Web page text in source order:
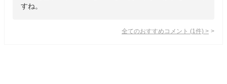
すね。
全てのおすすめコメント (1 件) >